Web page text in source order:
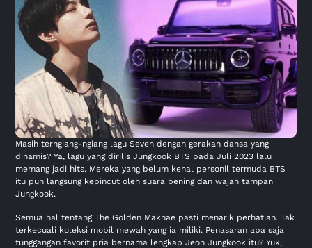
Masih terngiang-ngiang lagu Seven dengan gerakan dansa yang
dinamis? Ya, lagu yang dirilis Jungkook BTS pada Juli 2023 lalu
memang jadi hits. Mereka yang belum kenal personil termuda BTS
itu pun langsung kepincut oleh suara bening dan wajah tampan
Jungkook.
Semua hal tentang The Golden Maknae pasti menarik perhatian. Tak
terkecuali koleksi mobil mewah yang ia miliki. Penasaran apa saja
tunggangan favorit pria bernama lengkap Jeon Jungkook itu? Yuk,